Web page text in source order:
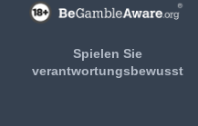
Spielen Sie
verantwortungsbewusst